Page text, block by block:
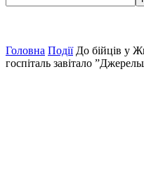
Головна Події До бійців у
госпіталь завітало